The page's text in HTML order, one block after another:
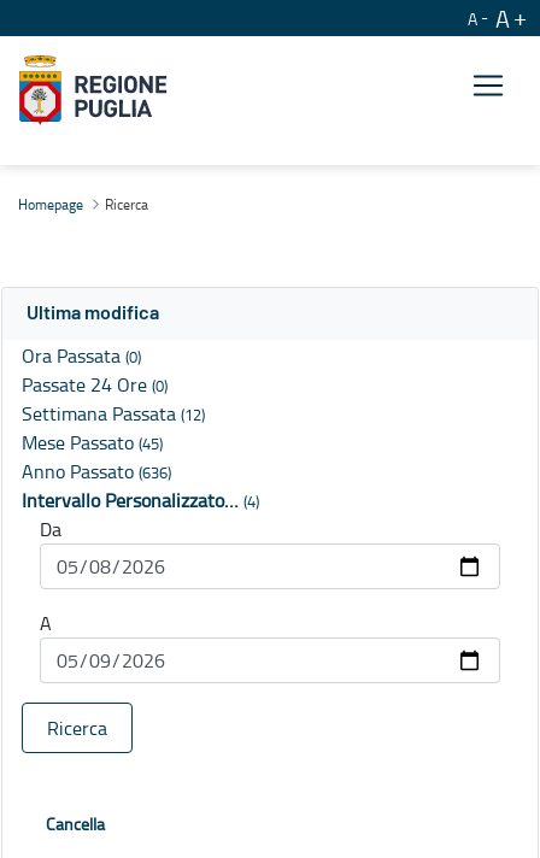
A A
Homepage Ricerca
Ultima modifica
Ora Passata (0)
Passate 24 Ore (0)
Settimana Passata (12)
Mese Passato (45)
Anno Passato (636)
Intervallo Personalizzato… (4)
Da
A
Ricerca
Cancella